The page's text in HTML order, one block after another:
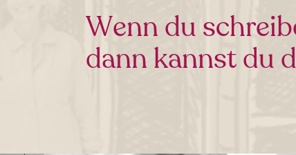
Wenn du
dann kannst du